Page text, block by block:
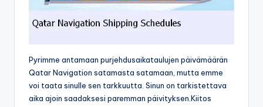
Pyrimme antamaan purjehdusaikataulujen päivämäärän
Qatar Navigation satamasta satamaan, mutta emme
voi taata sinulle sen tarkkuutta. Sinun on tarkistettava
aika ajoin saadaksesi paremman päivityksen.Kiitos